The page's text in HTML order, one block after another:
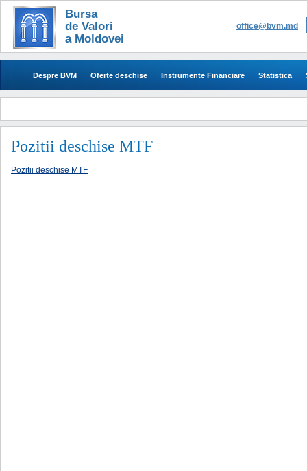
Bursa
de Valori
a Moldovei
office@bvm.md
Despre BVM Oferte deschise Instrumente Financiare Statistica
Pozitii deschise MTF
Pozitii deschise MTF